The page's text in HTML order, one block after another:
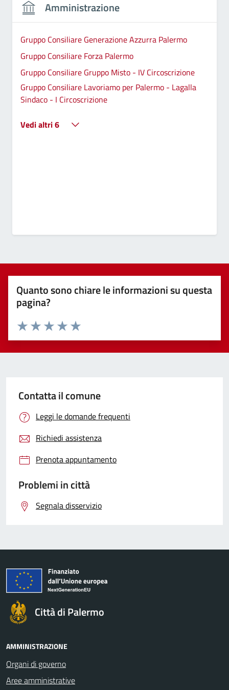
Amministrazione
Gruppo Consiliare Generazione Azzurra Palermo
Gruppo Consiliare Forza Palermo
Gruppo Consiliare Gruppo Misto - IV Circoscrizione
Gruppo Consiliare Lavoriamo per Palermo - Lagalla
Sindaco - I Circoscrizione
Vedi altri 6
Quanto sono chiare le informazioni su questa
pagina?
Valuta 5 stelle su 5
Valuta 4 stelle su 5
Valuta 3 stelle su 5
Valuta 2 stelle su 5
Valuta 1 stelle su 5
Contatta il comune
Leggi le domande frequenti
Richiedi assistenza
Prenota appuntamento
Problemi in città
Segnala disservizio
Città di Palermo
AMMINISTRAZIONE
Organi di governo
Aree amministrative